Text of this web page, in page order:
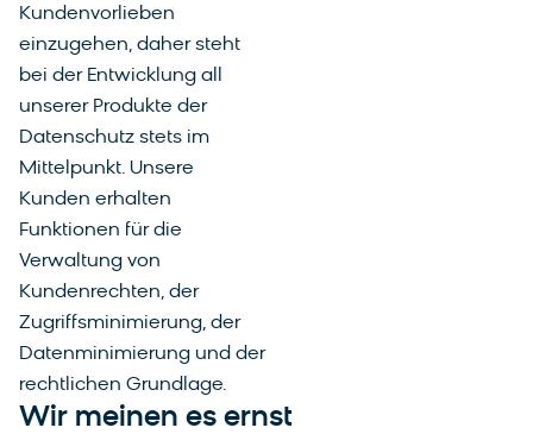
Kundenvorlieben
einzugehen, daher steht
bei der Entwicklung all
unserer Produkte der
Datenschutz stets im
Mittelpunkt. Unsere
Kunden erhalten
Funktionen für die
Verwaltung von
Kundenrechten, der
Zugriffsminimierung, der
Datenminimierung und der
rechtlichen Grundlage.
Wir meinen es ernst